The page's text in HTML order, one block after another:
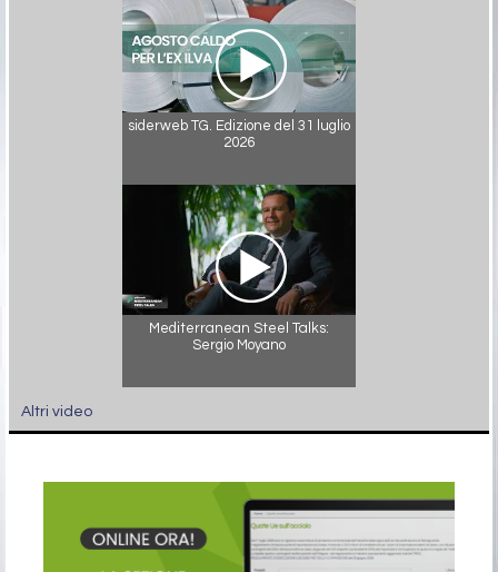
siderweb TG. Edizione del 31 luglio
2026
Mediterranean Steel Talks:
Sergio Moyano
Altri video